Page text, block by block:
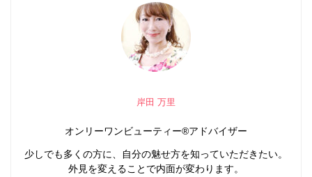
岸田 万里
オンリーワンビューティー®アドバイザー
少しでも多くの方に、自分の魅せ方を知っていただきたい。
外見を変えることで内面が変わります。